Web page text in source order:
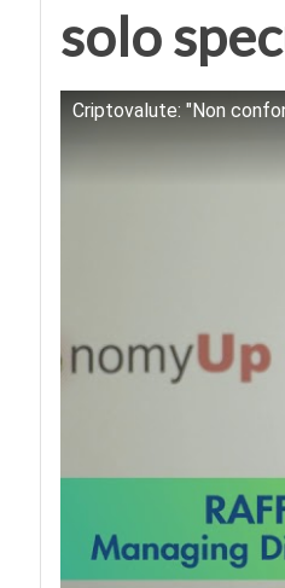
solo
Criptovalute: "Non